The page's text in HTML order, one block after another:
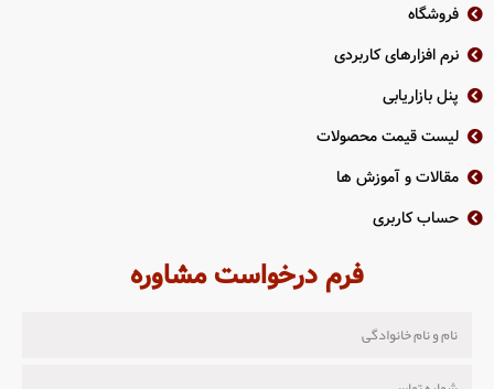
فروشگاه
نرم افزارهای کاربردی
پنل بازاریابی
لیست قیمت محصولات
مقالات و آموزش ها
حساب کاربری
فرم درخواست مشاوره